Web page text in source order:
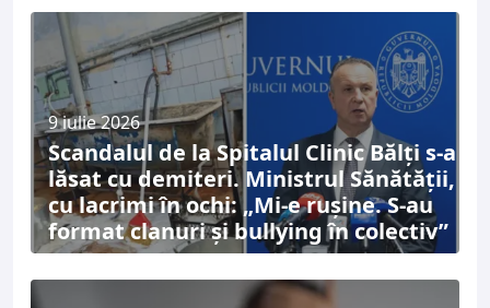
9 iulie 2026
Scandalul de la Spitalul Clinic Bălți s-a
lăsat cu demiteri. Ministrul Sănătății,
cu lacrimi în ochi: „Mi-e rușine. S-au
format clanuri și bullying în colectiv”